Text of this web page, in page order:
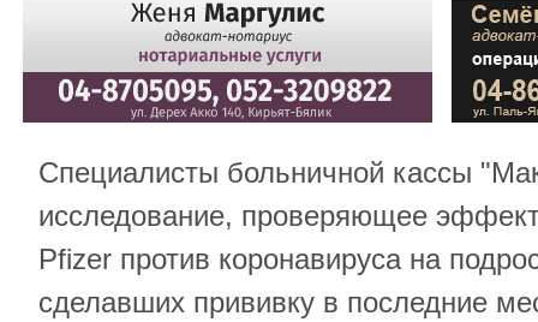
Специалисты больничной кассы
исследование, проверяющее
Pfizer против коронавируса на
сделавших прививку в последние